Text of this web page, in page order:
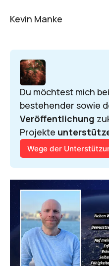
Kevin Manke
Du möchtest mich
bestehender sowie
Veröffentlichung
Projekte
Wege der